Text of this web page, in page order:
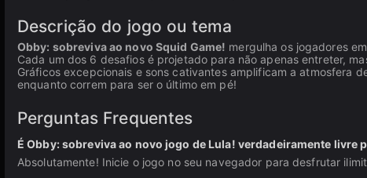
Descrição do jogo ou tema
Obby: sobreviva ao novo Squid Game! mergulha os jogadores
Cada um dos 6 desafios é projetado para não apenas entreter,
Gráficos excepcionais e sons cativantes amplificam a atmosfera
enquanto correm para ser o último em pé!
Perguntas Frequentes
É Obby: sobreviva ao novo jogo de Lula! verdadeiramente livre
Absolutamente! Inicie o jogo no seu navegador para desfrutar